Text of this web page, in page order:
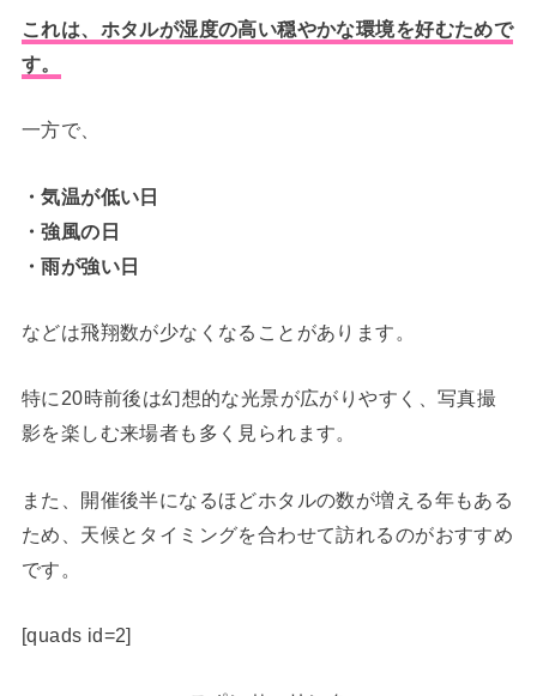
これは、ホタルが湿度の高い穏やかな環境を好むためで
す。
一方で、
・気温が低い日
・強風の日
・雨が強い日
などは飛翔数が少なくなることがあります。
特に20時前後は幻想的な光景が広がりやすく、写真撮
影を楽しむ来場者も多く見られます。
また、開催後半になるほどホタルの数が増える年もある
ため、天候とタイミングを合わせて訪れるのがおすすめ
です。
[quads id=2]